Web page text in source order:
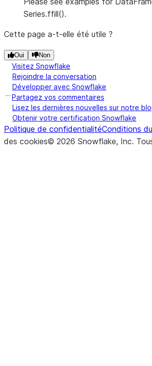
Series.ffill().
Cette page a-t-elle été utile ?
Oui Non
Visitez Snowflake
Rejoindre la conversation
Développer avec Snowflake
Partagez vos commentaires
Lisez les dernières nouvelles sur notre
Obtenir votre certification Snowflake
Politique de confidentialitéConditions
des cookies© 2026 Snowflake, Inc.